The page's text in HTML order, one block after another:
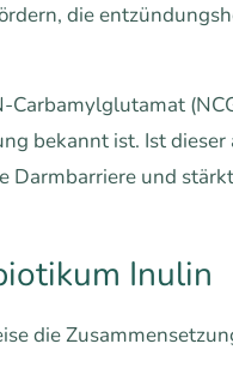
die
Carbamylglutamat
bekannt ist. Ist dieser
Darmbarriere und
Inulin
die